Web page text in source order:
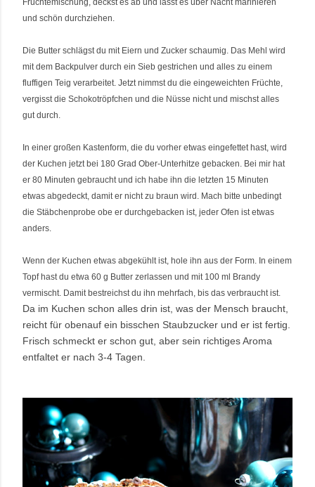
Früchtemischung, deckst es ab und lässt es über Nacht marinieren
und schön durchziehen.
Die Butter schlägst du mit Eiern und Zucker schaumig. Das Mehl wird
mit dem Backpulver durch ein Sieb gestrichen und alles zu einem
fluffigen Teig verarbeitet. Jetzt nimmst du die eingeweichten Früchte,
vergisst die Schokotröpfchen und die Nüsse nicht und mischst alles
gut durch.
In einer großen Kastenform, die du vorher etwas eingefettet hast, wird
der Kuchen jetzt bei 180 Grad Ober-Unterhitze gebacken. Bei mir hat
er 80 Minuten gebraucht und ich habe ihn die letzten 15 Minuten
etwas abgedeckt, damit er nicht zu braun wird. Mach bitte unbedingt
die Stäbchenprobe obe er durchgebacken ist, jeder Ofen ist etwas
anders.
Wenn der Kuchen etwas abgekühlt ist, hole ihn aus der Form. In einem
Topf hast du etwa 60 g Butter zerlassen und mit 100 ml Brandy
vermischt. Damit bestreichst du ihn mehrfach, bis das verbraucht ist.
Da im Kuchen schon alles drin ist, was der Mensch braucht,
reicht für obenauf ein bisschen Staubzucker und er ist fertig.
Frisch schmeckt er schon gut, aber sein richtiges Aroma
entfaltet er nach 3-4 Tagen.